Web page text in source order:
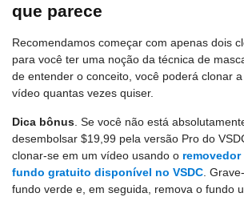
que parece
Recomendamos começar com apenas dois
para você ter uma noção da técnica de
de entender o conceito, você poderá clonar
vídeo quantas vezes quiser.
Dica bônus . Se você não está
desembolsar $19,99 pela versão Pro do
clonar-se em um vídeo usando o
fundo gratuito disponível no VSDC .
fundo verde e, em seguida, remova o fundo